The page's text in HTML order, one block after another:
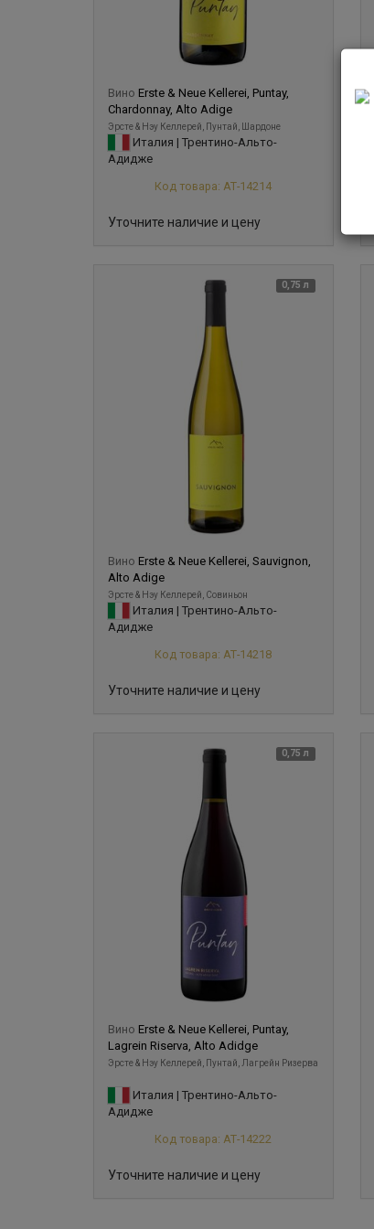
Вино Erste & Neue Kellerei, Puntay,
Chardonnay, Alto Adige
Эрсте & Нэу Келлерей, Пунтай, Шардоне
Италия | Трентино-Альто-
Адидже
Код товара: АТ-14214
Уточните наличие и цену
0,75 л
Вино Erste & Neue Kellerei, Sauvignon,
Alto Adige
Эрсте & Нэу Келлерей, Совиньон
Италия | Трентино-Альто-
Адидже
Код товара: АТ-14218
Уточните наличие и цену
0,75 л
Вино Erste & Neue Kellerei, Puntay,
Lagrein Riserva, Alto Adidge
Эрсте & Нэу Келлерей, Пунтай, Лагрейн Ризерва
Италия | Трентино-Альто-
Адидже
Код товара: АТ-14222
Уточните наличие и цену